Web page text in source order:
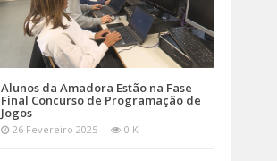
Alunos da Amadora Estão na Fase
Final Concurso de Programação de
Jogos
26 Fevereiro 2025 0 K